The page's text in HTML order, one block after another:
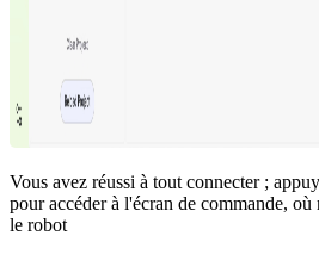
Vous avez réussi à tout connecter ;
pour accéder à l'écran de commande,
le robot